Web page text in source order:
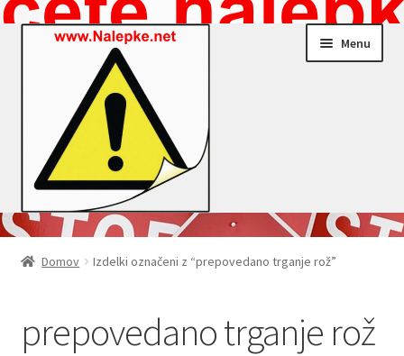
Menu
Nalepke.net – Trgovina
Zaključek nakupa
Domov Izdelki označeni z “prepovedano trganje rož”
prepovedano trganje rož